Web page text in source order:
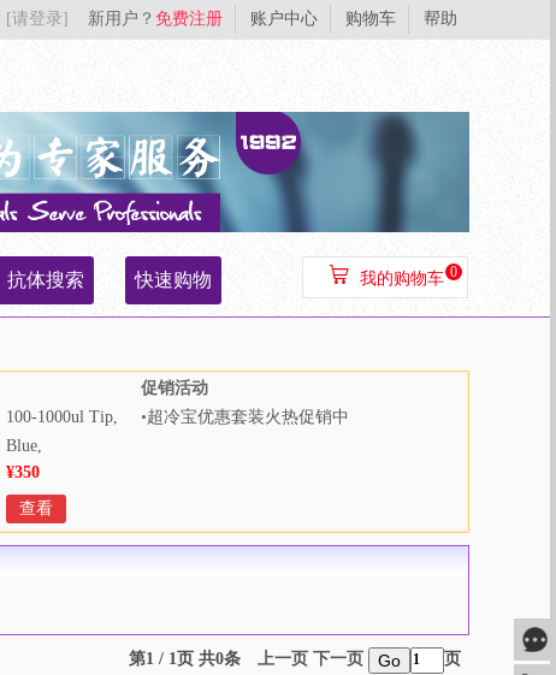
[请登录] 新用户？ 免费注册 账户中心 购物车 帮助
抗体搜索 快速购物 0
我的购物车
100-1000ul Tip,
Blue,
1000pcs/bag,
5Bags/Case
¥350
查看
促销活动
•超冷宝优惠套装火热促销中
第1 / 1页 共0条 上一页 下一页 Go
页